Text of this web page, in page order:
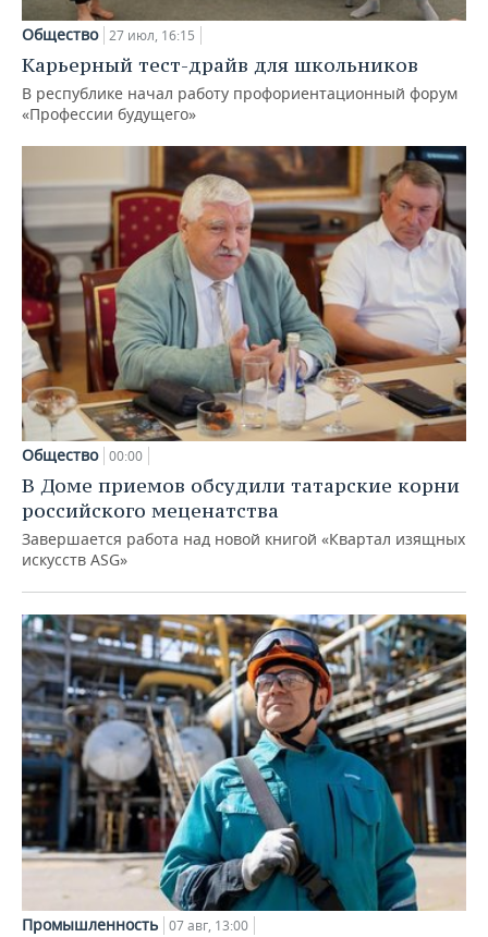
Общество 27 июл, 16:15
Карьерный тест-драйв для школьников
В республике начал работу профориентационный форум
«Профессии будущего»
Общество 00:00
В Доме приемов обсудили татарские корни
российского меценатства
Завершается работа над новой книгой «Квартал изящных
искусств ASG»
Промышленность 07 авг, 13:00